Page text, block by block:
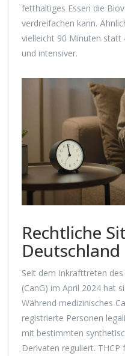
fetthaltiges Essen die
verdreifachen kann.
vielleicht 90 Minuten statt
und intensiver.
Rechtliche
Seit dem Inkrafttreten
(CanG) im April 2024 hat
Während medizinisches
registrierte Personen
mit bestimmten
Derivaten reguliert. THCP